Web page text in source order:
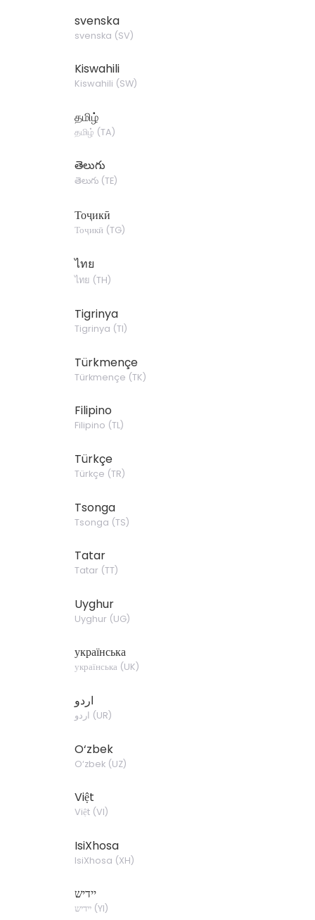
svenska
svenska (SV)
Kiswahili
Kiswahili (SW)
தமிழ்
தமிழ் (TA)
తెలుగు
తెలుగు(TE)
Тоҷикӣ
Тоҷикӣ (TG)
ไทย
ไทย (TH)
Tigrinya
Tigrinya (TI)
Türkmençe
Türkmençe (TK)
Filipino
Filipino (TL)
Türkçe
Türkçe (TR)
Tsonga
Tsonga (TS)
Tatar
Tatar (TT)
Uyghur
Uyghur (UG)
українська
українська (UK)
اردو
اردو (UR)
O‘zbek
O‘zbek(UZ)
Việt
Việt(VI)
IsiXhosa
IsiXhosa (XH)
יידיש
יידיש(YI)